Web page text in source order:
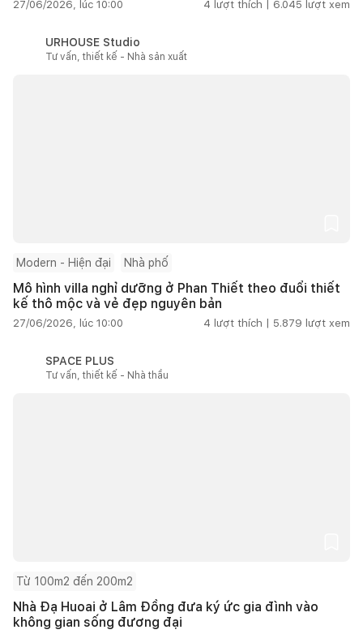
27/06/2026, lúc 10:00 4 lượt thích | 6.045 lượt xem
URHOUSE Studio
Tư vấn, thiết kế - Nhà sản xuất
Modern - Hiện đại Nhà phố
Mô hình villa nghỉ dưỡng ở Phan Thiết theo đuổi thiết
kế thô mộc và vẻ đẹp nguyên bản
27/06/2026, lúc 10:00 4 lượt thích | 5.879 lượt xem
SPACE PLUS
Tư vấn, thiết kế - Nhà thầu
Từ 100m2 đến 200m2
Nhà Đạ Huoai ở Lâm Đồng đưa ký ức gia đình vào
không gian sống đương đại